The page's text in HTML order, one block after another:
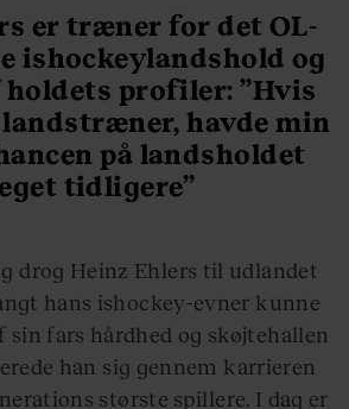
er træner for det OL-
ishockeylandshold og
profiler: ”Hvis
havde min
på landsholdet
tidligere”
drog Heinz Ehlers til udlandet
hans ishockey-evner kunne
sin fars hårdhed og skøjtehallen
han sig gennem karrieren
største spillere. I dag er